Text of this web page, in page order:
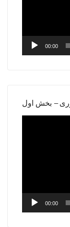
00:00
– بخش اول
00:00